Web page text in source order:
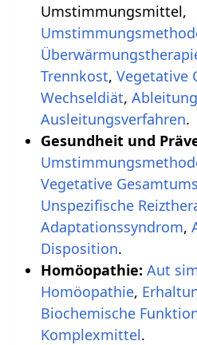
Umstimmungsmittel,
Trennkost, Vegetative
Wechseldiät,
Ausleitungsverfahren.
Gesundheit und
Vegetative
Unspezifische
Adaptationssyndrom,
Disposition.
Homöopathie: Aut
Homöopathie,
Biochemische
Komplexmittel.